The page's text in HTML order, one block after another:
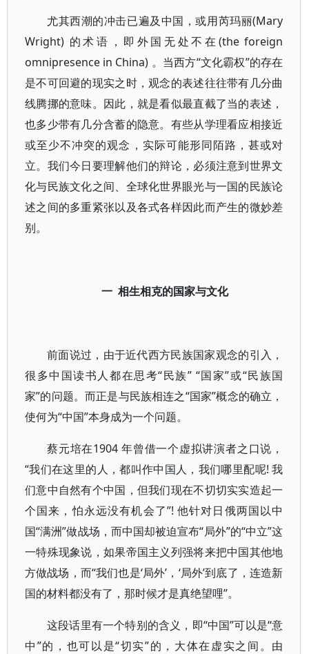
尤其西潮的冲击已遍及中国，或用芮玛丽(Mary
Wright) 的术语，即外国无处不在(the foreign
omnipresence in China) 。当西方“文化霸权”的存在
是不可回避的现实之时，观念的表述往往带有几分曲
线腾挪的意味。因此，就是看似最直截了当的表述，
也多少带有几分含蓄的隐意。有些从学理看应相接近
或至少不冲突的观念，实际可能形同陌路，甚或对
立。我们今日要理解他们的辩论，必须注意到世界文
化与民族文化之间、全球化世界眼光与一国的民族论
述之间的多重紧张以及各式各样因此而产生的微妙差
别。
一 相生相克的国家与文化
前面说过，由于近代西方民族国家观念的引入，
很多中国读书人都在思考“民族” “国家”或“民族国
家”的问题。而正是与民族相连之“国家”概念的确立，
使何为“中国”本身成为一个问题。
蔡元培在1904 年曾借一个虚拟讲演者之口说，
“我们在这里的人，都叫作中国人，我们哪里配呢! 我
们意中自然有个中国，但我们现在不切切实实造起一
个国来，怕永远没有机会了”! 他针对日俄两国以中
国“满洲”做战场，而中国却被迫宣布“局外”的“中立”这
一特殊现象说，如果帝国主义列强将来把中国其他地
方做战场，而“我们也是‘局外’，‘局外’到底了，连造新
国的材料都没有了，那时候才是真绝望哩”。
这段话里有一个特别的含义，即“中国”可以是“意
中”的，也可以是“切实”的，大体在虚实之间。由